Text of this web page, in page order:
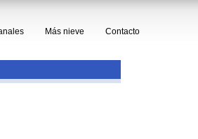
Más nieve Contacto